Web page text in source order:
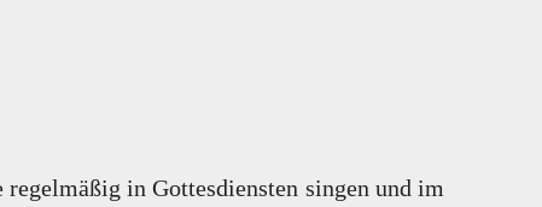
in Gottesdiensten singen und im